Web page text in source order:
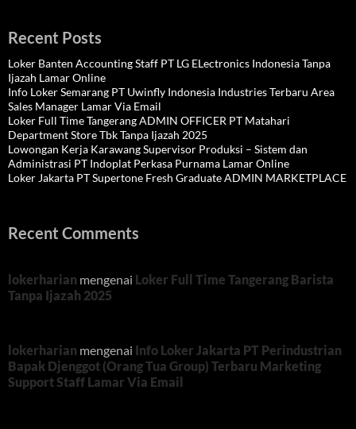
Recent Posts
Loker Banten Accounting Staff PT LG ELectronics Indonesia Tanpa
Ijazah Lamar Online
Info Loker Semarang PT Uwinfly Indonesia Industries Terbaru Area
Sales Manager Lamar Via Email
Loker Full Time Tangerang ADMIN OFFICER PT Matahari
Department Store Tbk Tanpa Ijazah 2025
Lowongan Kerja Karawang Supervisor Produksi – Sistem dan
Administrasi PT Indoplat Perkasa Purnama Lamar Online
Loker Jakarta PT Supertone Fresh Graduate ADMIN MARKETPLACE
Recent Comments
lokerharian mengenai Loker Full Time Tangerang Barista
Tanpa Ijazah 2025
lokerharian mengenai Info Loker Jakarta PT Perindustrian
Bapak Djenggot (Orang Tua Group) Terbaru Marketing
Support Staff Lamar Via Email